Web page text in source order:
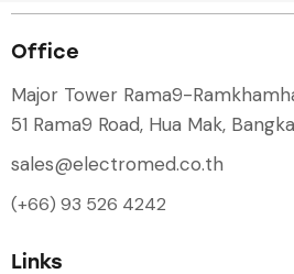
Office
Major Tower Rama9-
51 Rama9 Road, Hua Mak,
sales@electromed.co.th
(+66) 93 526 4242
Links